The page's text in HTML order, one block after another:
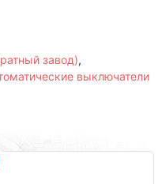
завод),
выключатели